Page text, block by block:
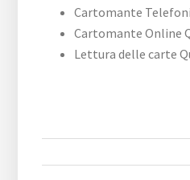
Cartomante
Cartomante Online
Lettura delle carte